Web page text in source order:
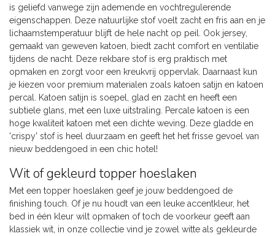
is geliefd vanwege zijn ademende en vochtregulerende
eigenschappen. Deze natuurlijke stof voelt zacht en fris aan en je
lichaamstemperatuur blijft de hele nacht op peil. Ook jersey,
gemaakt van geweven katoen, biedt zacht comfort en ventilatie
tijdens de nacht. Deze rekbare stof is erg praktisch met
opmaken en zorgt voor een kreukvrij oppervlak. Daarnaast kun
je kiezen voor premium materialen zoals katoen satijn en katoen
percal. Katoen satijn is soepel, glad en zacht en heeft een
subtiele glans, met een luxe uitstraling. Percale katoen is een
hoge kwaliteit katoen met een dichte weving. Deze gladde en
'crispy' stof is heel duurzaam en geeft het het frisse gevoel van
nieuw beddengoed in een chic hotel!
Wit of gekleurd topper hoeslaken
Met een topper hoeslaken geef je jouw beddengoed de
finishing touch. Of je nu houdt van een leuke accentkleur, het
bed in één kleur wilt opmaken of toch de voorkeur geeft aan
klassiek wit, in onze collectie vind je zowel witte als gekleurde